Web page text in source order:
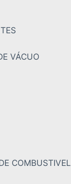
VÁCUO
COMBUSTIVEL